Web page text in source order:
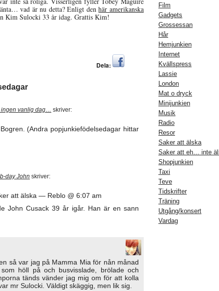
vad är nu detta? Enligt denhär amerikanska
Kim Sulocki 33 år idag. Grattis Kim!
Dela:
ingen vanlig dag… skriver:
(Andra popjunkiefödelsedagar hittar
day John skriver:
att älska — Reblo @ 6:07 am
John Cusack 39 år igår. Han är en sann
så var jag på Mamma Mia för nån månad
höll på och busvisslade, brölade och
tänds vänder jag mig om för att kolla
mr Sulocki. Väldigt skäggig, men lik sig.
Film
Gadgets
Grossessan
Hår
Hemjunkien
Internet
Kvällspress
Lassie
London
Mat o dryck
Minijunkien
Musik
Radio
Resor
Saker att älska
Saker att eh… inte
Shopjunkien
Taxi
Teve
Tidskrifter
Träning
Utgång/konsert
Vardag